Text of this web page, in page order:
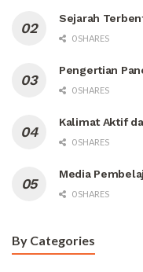
Sejarah
0 SHARES
Pengertian
0 SHARES
Kalimat Aktif
0 SHARES
Media
0 SHARES
By Categories